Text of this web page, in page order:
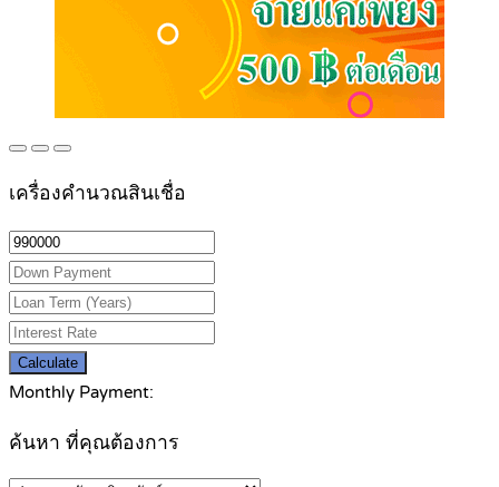
เครื่องคำนวณสินเชื่อ
Calculate
Monthly Payment:
ค้นหา ที่คุณต้องการ